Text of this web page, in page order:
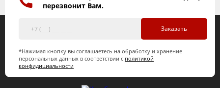
перезвонит Вам.
Заказать
*Нажимая кнопку вы соглашаетесь на обработку и хранение
персональных данных в соответствии с политикой
конфидициальности